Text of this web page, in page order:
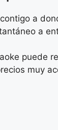
a
a
puede
muy